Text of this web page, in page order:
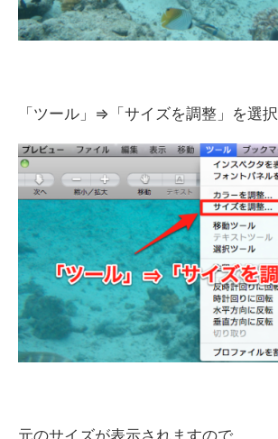
「ツール」⇒「サイズを調整」を選択
元のサイズが表示されますので